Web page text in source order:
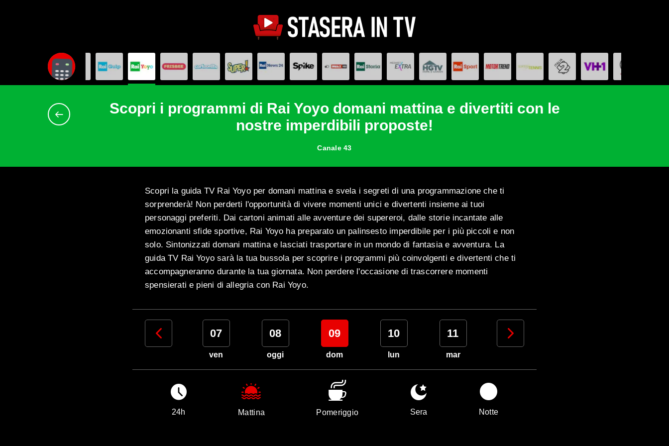
Scopri i programmi di Rai Yoyo domani mattina e divertiti con le
nostre imperdibili proposte!
Canale 43
Scopri la guida TV Rai Yoyo per domani mattina e svela i segreti di una programmazione che ti
sorprenderà! Non perderti l'opportunità di vivere momenti unici e divertenti insieme ai tuoi
personaggi preferiti. Dai cartoni animati alle avventure dei supereroi, dalle storie incantate alle
emozionanti sfide sportive, Rai Yoyo ha preparato un palinsesto imperdibile per i più piccoli e non
solo. Sintonizzati domani mattina e lasciati trasportare in un mondo di fantasia e avventura. La
guida TV Rai Yoyo sarà la tua bussola per scoprire i programmi più coinvolgenti e divertenti che ti
accompagneranno durante la tua giornata. Non perdere l'occasione di trascorrere momenti
spensierati e pieni di allegria con Rai Yoyo.
06 07
ven
08
oggi
09
dom
10
lun
11
mar
12
24h Mattina Pomeriggio Sera Notte